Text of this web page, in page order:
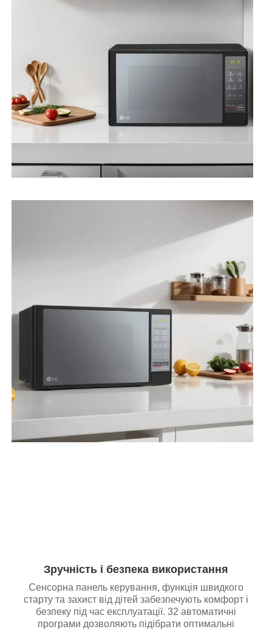
Зручність і безпека використання
Сенсорна панель керування, функція швидкого
старту та захист від дітей забезпечують комфорт і
безпеку під час експлуатації. 32 автоматичні
програми дозволяють підібрати оптимальні